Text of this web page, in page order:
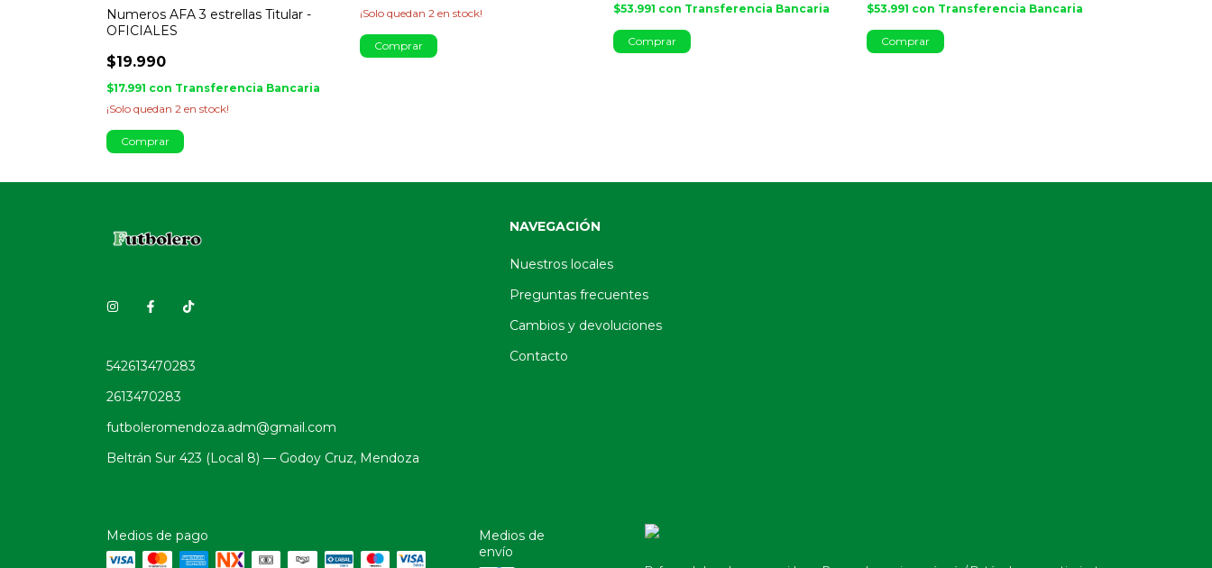
Numeros AFA 3 estrellas Titular -
OFICIALES
$19.990
$17.991 con Transferencia Bancaria
¡Solo quedan 2 en stock!
Comprar
¡Solo quedan 2 en stock!
Comprar
$53.991 con Transferencia Bancaria
Comprar
$53.991 con Transferencia Bancaria
Comprar
542613470283
2613470283
futboleromendoza.adm@gmail.com
Beltrán Sur 423 (Local 8) — Godoy Cruz, Mendoza
NAVEGACIÓN
Nuestros locales
Preguntas frecuentes
Cambios y devoluciones
Contacto
Medios de pago
Medios de
envío